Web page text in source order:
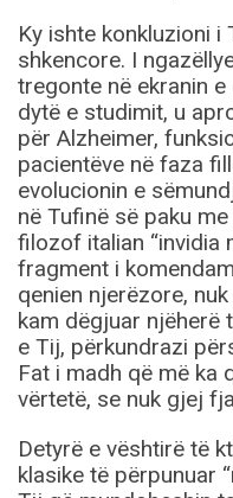
Ky ishte konkluzioni
shkencore. I
tregonte në ekranin
dytë e studimit, u
për Alzheimer,
pacientëve në faza
evolucionin e
në Tufinë së paku
filozof italian “invidia
fragment i
qenien njerëzore,
kam dëgjuar njëherë
e Tij, përkundrazi
Fat i madh që më ka
vërtetë, se nuk gjej
Detyrë e vështirë të
klasike të përpunuar